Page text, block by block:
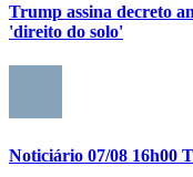
Trump assina decreto
'direito do solo'
Noticiário 07/08 16h00